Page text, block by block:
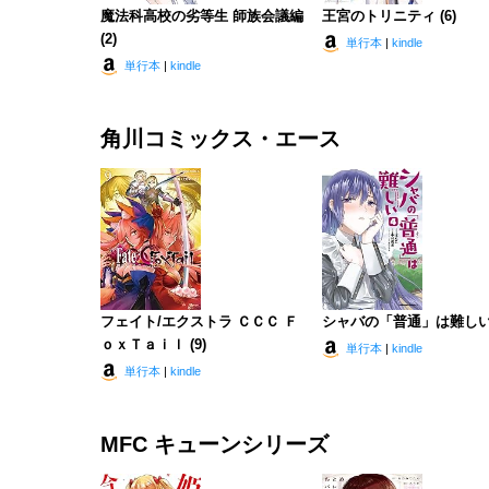
魔法科高校の劣等生 師族会議編
(2)
単行本 kindle
王宮のトリニティ (6)
単行本 kindle
角川コミックス・エース
フェイト/エクストラ ＣＣＣ Ｆ
ｏｘＴａｉｌ (9)
単行本 kindle
シャバの「普通」は難し
単行本 kindle
MFC キューンシリーズ